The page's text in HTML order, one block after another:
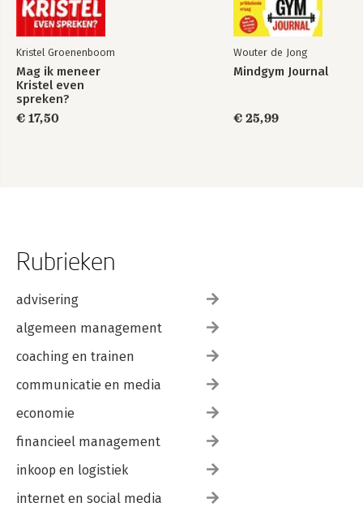
46. Wil jij je toehoorders overtuigen?
47. Waarom kun je de losers de schuld geven?
48. Hoe toon je jouw gelijk aan?
49. Hoe maak je in de politiek jouw partij tot een succes?
Wat kun je doen als een ander jou probeert te manipuleren?
Kristel Groenenboom
Mag ik meneer
Kristel even
spreken?
€ 17,50
Wouter de Jong
Mindgym Journal
€ 25,99
Rubrieken
advisering
algemeen management
coaching en trainen
communicatie en media
economie
financieel management
inkoop en logistiek
internet en social media